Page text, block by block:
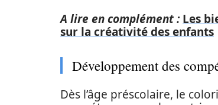
A lire en complément : Les
sur la créativité des enfants
Développement des
Dès l’âge préscolaire, le